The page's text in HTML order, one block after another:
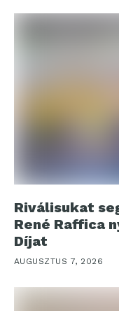
Riválisukat
René Raffica
Díjat
AUGUSZTUS 7, 2026